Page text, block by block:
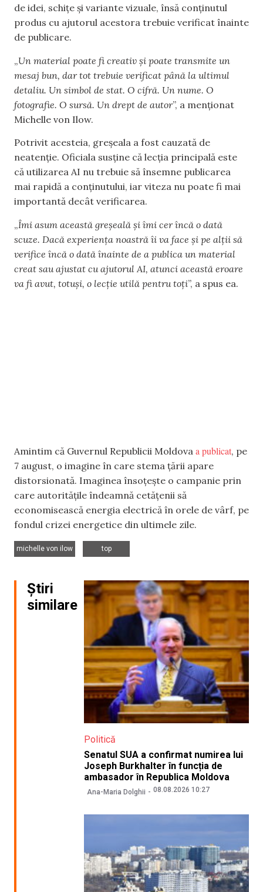
de idei, schițe și variante vizuale, însă conținutul
produs cu ajutorul acestora trebuie verificat înainte
de publicare.
„Un material poate fi creativ și poate transmite un
mesaj bun, dar tot trebuie verificat până la ultimul
detaliu. Un simbol de stat. O cifră. Un nume. O
fotografie. O sursă. Un drept de autor”, a menționat
Michelle von Ilow.
Potrivit acesteia, greșeala a fost cauzată de
neatenție. Oficiala susține că lecția principală este
că utilizarea AI nu trebuie să însemne publicarea
mai rapidă a conținutului, iar viteza nu poate fi mai
importantă decât verificarea.
„Îmi asum această greșeală și îmi cer încă o dată
scuze. Dacă experiența noastră îi va face și pe alții să
verifice încă o dată înainte de a publica un material
creat sau ajustat cu ajutorul AI, atunci această eroare
va fi avut, totuși, o lecție utilă pentru toți”, a spus ea.
Amintim că Guvernul Republicii Moldova a publicat, pe
7 august, o imagine în care stema țării apare
distorsionată. Imaginea însoțește o campanie prin
care autoritățile îndeamnă cetățenii să
economisească energia electrică în orele de vârf, pe
fondul crizei energetice din ultimele zile.
michelle von ilow
top
Știri
similare
Politică
Senatul SUA a confirmat numirea lui
Joseph Burkhalter în funcția de
ambasador în Republica Moldova
Ana-Maria Dolghii 08.08.2026 10:27